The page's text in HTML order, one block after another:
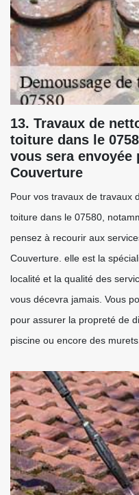
13. Travaux de
toiture dans le
vous sera envoyée
Couverture
Pour vos travaux de travaux
toiture dans le 07580,
pensez à recourir aux
Couverture. elle est la
localité et la qualité des
vous décevra jamais. Vous
pour assurer la propreté de
piscine ou encore des murets.